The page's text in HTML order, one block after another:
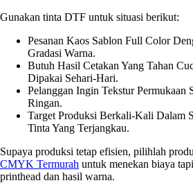
Gunakan tinta DTF untuk situasi berikut:
Pesanan Kaos Sablon Full Color
Gradasi Warna.
Butuh Hasil Cetakan Yang Tahan
Dipakai Sehari-Hari.
Pelanggan Ingin Tekstur Permukaan
Ringan.
Target Produksi Berkali-Kali Dalam
Tinta Yang Terjangkau.
Supaya produksi tetap efisien, pilihlah
CMYK Termurah untuk menekan biaya
printhead dan hasil warna.